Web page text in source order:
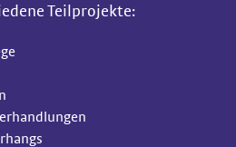
Teilprojekte: